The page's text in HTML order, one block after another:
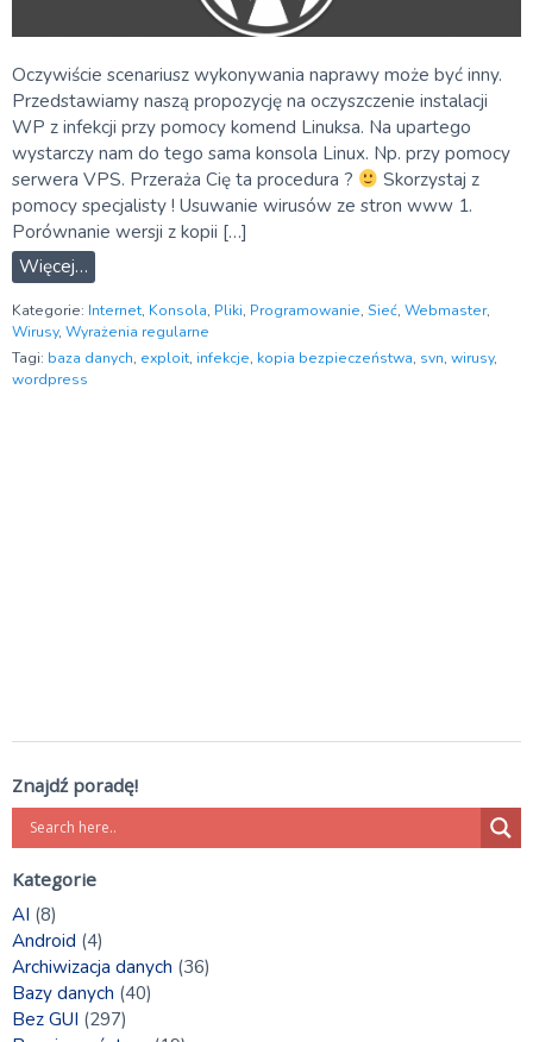
Oczywiście scenariusz wykonywania naprawy może być inny.
Przedstawiamy naszą propozycję na oczyszczenie instalacji
WP z infekcji przy pomocy komend Linuksa. Na upartego
wystarczy nam do tego sama konsola Linux. Np. przy pomocy
serwera VPS. Przeraża Cię ta procedura ?
Skorzystaj z
pomocy specjalisty ! Usuwanie wirusów ze stron www 1.
Porównanie wersji z kopii […]
Więcej…
Kategorie: Internet, Konsola, Pliki, Programowanie, Sieć, Webmaster,
Wirusy, Wyrażenia regularne
Tagi: baza danych, exploit, infekcje, kopia bezpieczeństwa, svn, wirusy,
wordpress
Znajdź poradę!
Kategorie
AI (8)
Android (4)
Archiwizacja danych (36)
Bazy danych (40)
Bez GUI (297)